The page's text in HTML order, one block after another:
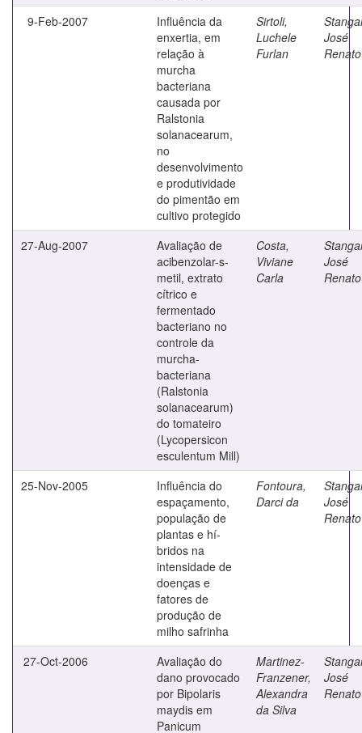
9-Feb-2007
Influência da
enxertia, em
relação à
murcha
bacteriana
causada por
Ralstonia
solanacearum,
no
desenvolvimento
e produtividade
do pimentão em
cultivo protegido
Sirtoli,
Luchele
Furlan
José
Renato
27-Aug-2007
Avaliação de
acibenzolar-s-
metil, extrato
cítrico e
fermentado
bacteriano no
controle da
murcha-
bacteriana
(Ralstonia
solanacearum)
do tomateiro
(Lycopersicon
esculentum Mill)
Costa,
Viviane
Carla
José
Renato
25-Nov-2005
Influência do
espaçamento,
população de
plantas e hí­
bridos na
intensidade de
doenças e
fatores de
produção de
milho safrinha
Fontoura,
Darci da
José
Renato
27-Oct-2006
Avaliação do
dano provocado
por Bipolaris
maydis em
Panicum
Martinez-
Franzener,
Alexandra
da Silva
José
Renato